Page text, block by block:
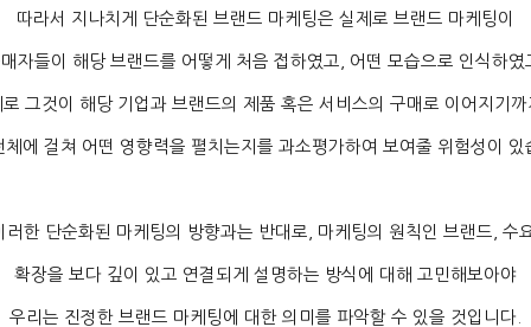
따라서 지나치게 단순화된 브랜드 마케팅은 실제로 브랜드 마케팅이
자들이 해당 브랜드를 어떻게 처음 접하였고 어떤 모습으로 인식하였
로 그것이 해당 기업과 브랜드의 제품 혹은 서비스의 구매로 이어지기까
체에 걸쳐 어떤 영향력을 펼치는지를 과소평가하여 보여줄 위험성이 있
러한 단순화된 마케팅의 방향과는 반대로 마케팅의 원칙인 브랜드 수
확장을 보다 깊이 있고 연결되게 설명하는 방식에 대해 고민해보아야
우리는 진정한 브랜드 마케팅에 대한 의미를 파악할 수 있을 것입니다